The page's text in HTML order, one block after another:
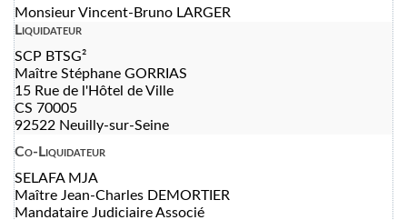
Monsieur Vincent-Bruno LARGER
Liquidateur
SCP BTSG²
Maître Stéphane GORRIAS
15 Rue de l'Hôtel de Ville
CS 70005
92522 Neuilly-sur-Seine
Co-Liquidateur
SELAFA MJA
Maître Jean-Charles DEMORTIER
Mandataire Judiciaire Associé